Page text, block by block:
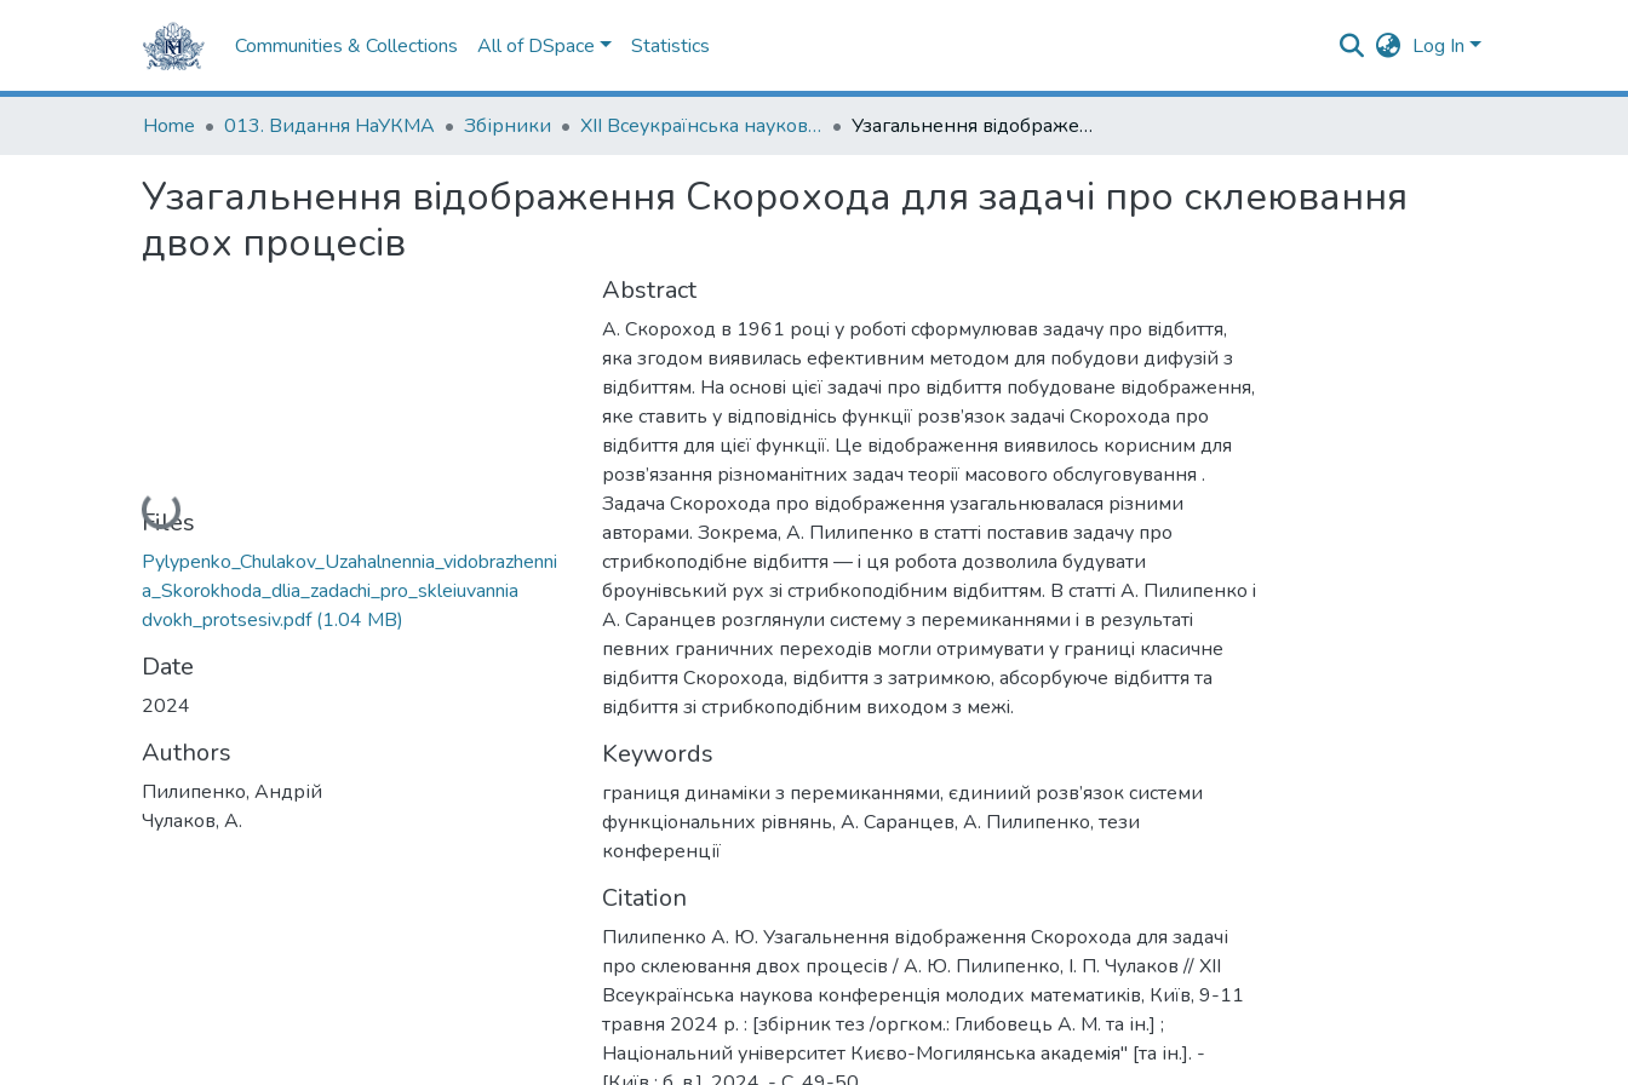
Communities & Collections All of DSpace Statistics Log In
Home 013. Видання НаУКМА Збірники XII Всеукраїнська наукова конференцiя молодих математикiв Узагальнення вiдображення Скорохода для задачi про склеювання двох процесiв
Узагальнення вiдображення Скорохода для задачi про склеювання
двох процесiв
Loading...
Files
Pylypenko_Chulakov_Uzahalnennia_vidobrazhenni
a_Skorokhoda_dlia_zadachi_pro_skleiuvannia
dvokh_protsesiv.pdf(1.04 MB)
Date
2024
Authors
Пилипенко, Андрій
Чулаков, А.
Abstract
А. Скороход в 1961 роцi у роботi сформулював задачу про вiдбиття,
яка згодом виявилась ефективним методом для побудови дифузiй з
вiдбиттям. На основi цiєї задачi про вiдбиття побудоване вiдображення,
яке ставить у вiдповiднiсь функцiї розв’язок задачi Скорохода про
вiдбиття для цiєї функцiї. Це вiдображення виявилось корисним для
розв’язання рiзноманiтних задач теорiї масового обслуговування .
Задача Скорохода про вiдображення узагальнювалася рiзними
авторами. Зокрема, А. Пилипенко в статтi поставив задачу про
стрибкоподiбне вiдбиття — i ця робота дозволила будувати
броунiвський рух зi стрибкоподiбним вiдбиттям. В статтi А. Пилипенко i
А. Саранцев розглянули систему з перемиканнями i в результатi
певних граничних переходiв могли отримувати у границi класичне
вiдбиття Скорохода, вiдбиття з затримкою, абсорбуюче вiдбиття та
вiдбиття зi стрибкоподiбним виходом з межi.
Keywords
границя динамiки з перемиканнями, єдиниий розв’язок системи
функцiональних рiвнянь, А. Саранцев, А. Пилипенко, тези
конференції
Citation
Пилипенко А. Ю. Узагальнення відображення Скорохода для задачі
про склеювання двох процесів / А. Ю. Пилипенко, I. П. Чулаков // XII
Всеукраїнська наукова конференцiя молодих математикiв, Київ, 9-11
травня 2024 р. : [збірник тез /оргком.: Глибовець А. М. та ін.] ;
Нацiональний унiверситет Києво-Могилянська академiя" [та ін.]. -